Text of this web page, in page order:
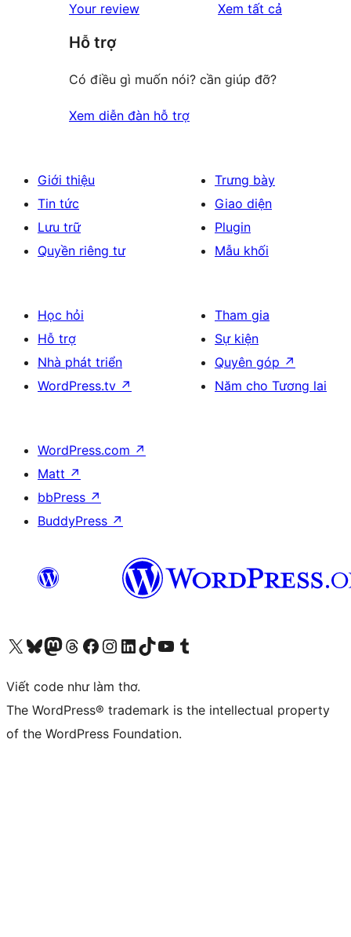
reviews
star
reviews
Your review Xem tất cả
Hỗ trợ
Có điều gì muốn nói? cần giúp đỡ?
Xem diễn đàn hỗ trợ
Giới thiệu
Tin tức
Lưu trữ
Quyền riêng tư
Trưng bày
Giao diện
Plugin
Mẫu khối
Học hỏi
Hỗ trợ
Nhà phát triển
WordPress.tv ↗
Tham gia
Sự kiện
Quyên góp ↗
Năm cho Tương lai
WordPress.com ↗
Matt ↗
bbPress ↗
BuddyPress ↗
Truy cập tài khoản X (trước đây là Twitter) của chúng tôiVisit our Bluesky account
Visit our Mastodon account
Visit our Threads account
Xem trang Facebook của chúng tôiTruy cập tài khoản Instagram của chúng tôiTruy cập tài khoản LinkedIn của chúng tôiVisit our TikTok account
Truy cập kênh YouTube của chúng tôi Visit our Tumblr account
Viết code như làm thơ.
The WordPress® trademark is the intellectual property
of the WordPress Foundation.